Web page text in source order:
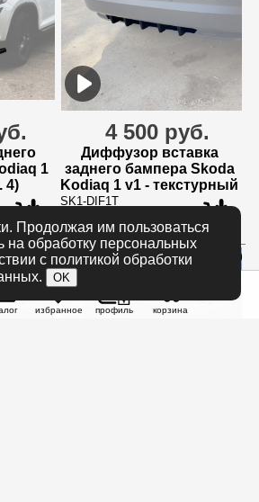
1
4)
бампера
4 500 руб.
Диффузор вставка
заднего бампера Skoda
Kodiaq 1 v1 - текстурный
SK1-DIF1T
в наличии
избранное профиль корзина
Продолжая им пользоваться
на обработку персональных
с политикой обработки
OK